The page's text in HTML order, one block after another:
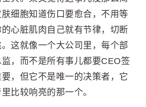
细胞知道伤口要愈合，不用等
心脏肌肉自己就有节律，切断
这就像一个大公司里，每个部
，而不是所有事儿都要CEO签
，但它不是唯一的决策者，它
比较响亮的那一个。